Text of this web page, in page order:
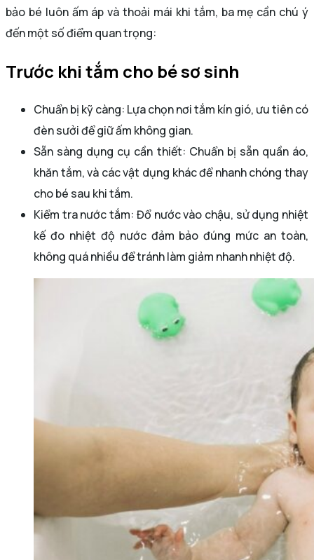
bảo bé luôn ấm áp và thoải mái khi tắm, ba mẹ cần chú ý
đến một số điểm quan trọng:
Trước khi tắm cho bé sơ sinh
Chuẩn bị kỹ càng: Lựa chọn nơi tắm kín gió, ưu tiên có
đèn sưởi để giữ ấm không gian.
Sẵn sàng dụng cụ cần thiết: Chuẩn bị sẵn quần áo,
khăn tắm, và các vật dụng khác để nhanh chóng thay
cho bé sau khi tắm.
Kiểm tra nước tắm: Đổ nước vào chậu, sử dụng nhiệt
kế đo nhiệt độ nước đảm bảo đúng mức an toàn,
không quá nhiều để tránh làm giảm nhanh nhiệt độ.